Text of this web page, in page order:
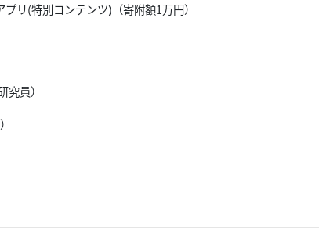
リ(特別コンテンツ)（寄附額1万円）
員）